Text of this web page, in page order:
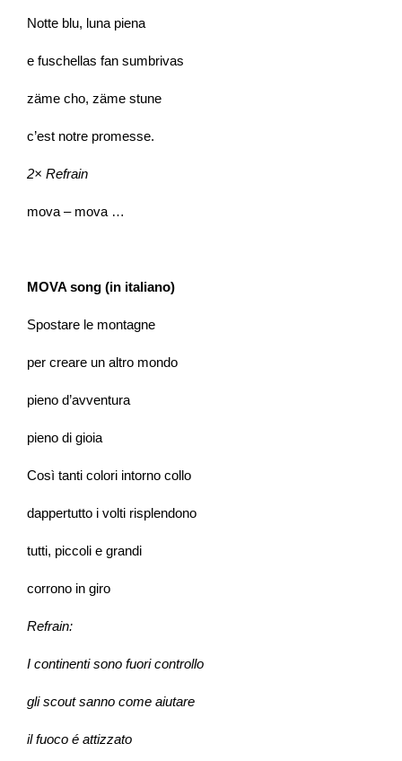
Notte blu, luna piena
e fuschellas fan sumbrivas
zäme cho, zäme stune
c’est notre promesse.
2× Refrain
mova – mova …
MOVA song (in italiano)
Spostare le montagne
per creare un altro mondo
pieno d’avventura
pieno di gioia
Così tanti colori intorno collo
dappertutto i volti risplendono
tutti, piccoli e grandi
corrono in giro
Refrain:
I continenti sono fuori controllo
gli scout sanno come aiutare
il fuoco é attizzato